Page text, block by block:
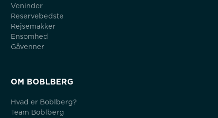
Veninder
Reservebedste
Rejsemakker
Ensomhed
Gåvenner
OM BOBLBERG
Hvad er Boblberg?
Team Boblberg